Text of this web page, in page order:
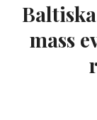
mass